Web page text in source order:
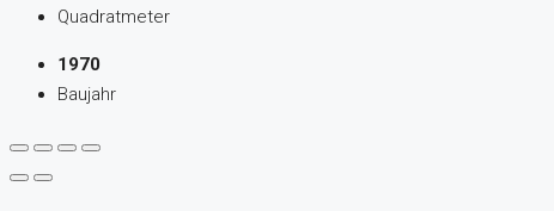
Quadratmeter
1970
Baujahr